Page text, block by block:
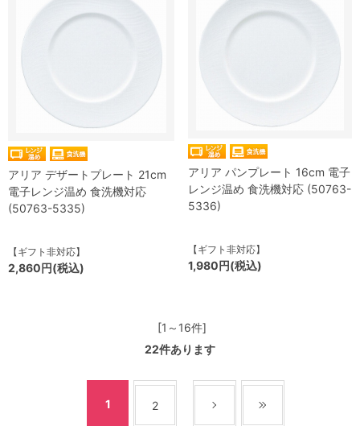
アリア デザートプレート 21cm
電子レンジ温め 食洗機対応
(50763-5335)
【ギフト非対応】
2,860円(税込)
アリア パンプレート 16cm 電子
レンジ温め 食洗機対応 (50763-
5336)
【ギフト非対応】
1,980円(税込)
[1～16件]
22件あります
1 2